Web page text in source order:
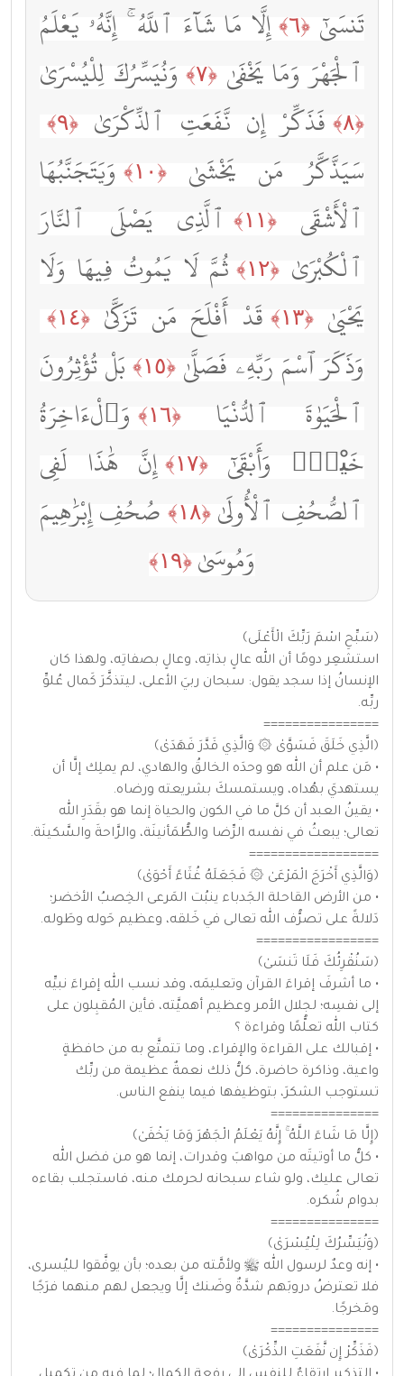
تَنسَىٰٓ ﴿٦﴾
إِلَّا مَا شَآءَ ٱللَّهُ ۚ إِنَّهُۥ يَعْلَمُ
ٱلْجَهْرَ وَمَا يَخْفَىٰ﴿٧﴾ وَنُيَسِّرُكَ لِلْيُسْرَىٰ
﴿٨﴾ فَذَكِّرْ إِن نَّفَعَتِ ٱلذِّكْرَىٰ ﴿٩﴾
سَيَذَّكَّرُ مَن يَخْشَىٰ ﴿١٠﴾
وَيَتَجَنَّبُهَا
ٱلْأَشْقَى﴿١١﴾
ٱلَّذِى يَصْلَى ٱلنَّارَ
ٱلْكُبْرَىٰ ﴿١٢﴾
ثُمَّ لَا يَمُوتُ فِيهَا وَلَا
يَحْيَىٰ﴿١٣﴾ قَدْ أَفْلَحَ مَن تَزَكَّىٰ ﴿١٤﴾
وَذَكَرَ ٱسْمَ رَبِّهِۦ فَصَلَّىٰ ﴿١٥﴾
بَلْ تُؤْثِرُونَ
ٱلْحَيَوٰةَ ٱلدُّنْيَا
﴿١٦﴾
وَٱلْءَاخِرَةُ
خَيْرٌۭ وَأَبْقَىٰٓ﴿١٧﴾
إِنَّ هَٰذَا لَفِى
ٱلصُّحُفِ ٱلْأُولَىٰ ﴿١٨﴾
صُحُفِ إِبْرَٰهِيمَ
وَمُوسَىٰ ﴿١٩﴾
﴿سَبِّحِ اسْمَ رَبِّكَ الْأَعْلَى﴾
استشعِر دومًا أن الله عالٍ بذاتِه، وعالٍ بصفاتِه، ولهذا كان
الإنسانُ إذا سجد يقول: سبحان ربيَ الأعلى، ليتذكَّرَ كَمال عُلوِّ
ربِّه.
================
﴿الَّذِي خَلَقَ فَسَوَّىٰ ۞ وَالَّذِي قَدَّرَ فَهَدَىٰ﴾
• مَن علم أن الله هو وحدَه الخالقُ والهادي، لم يملِك إلَّا أن
يستهديَ بهُداه، ويستمسكَ بشريعته ورضاه.
• يقينُ العبد أن كلَّ ما في الكون والحياة إنما هو بقَدَرِ الله
تعالى؛ يبعثُ في نفسه الرِّضا والطُّمَأنينَة، والرَّاحةَ والسَّكينَة.
==================
﴿وَالَّذِي أَخْرَجَ الْمَرْعَىٰ ۞ فَجَعَلَهُ غُثَاءً أَحْوَىٰ﴾
• من الأرض القاحلة الجَدباء ينبُت المَرعى الخِصبُ الأخضر؛
دَلالةً على تصرُّف الله تعالى في خَلقه، وعظيم حَوله وطَوله.
=================
﴿سَنُقْرِئُكَ فَلَا تَنسَىٰ﴾
• ما أشرفَ إقراءَ القرآن وتعليمَه، وقد نسب الله إقراءَ نبيِّه
إلى نفسِه؛ لجلال الأمر وعظيم أهميَّته، فأين المُقبِلون على
كتاب الله تعلُّمًا وقراءة ؟
• إقبالك على القراءة والإقراء، وما تتمتَّع به من حافظةٍ
واعية، وذاكرة حاضرة، كلُّ ذلك نعمةٌ عظيمة من ربِّك
تستوجب الشكرَ، بتوظيفها فيما ينفع الناس.
===============
﴿إِلَّا مَا شَاءَ اللَّهُ ۚ إِنَّهُ يَعْلَمُ الْجَهْرَ وَمَا يَخْفَىٰ﴾
• كلُّ ما أوتيتَه من مواهبَ وقدرات، إنما هو من فضل الله
تعالى عليك، ولو شاء سبحانه لحرمك منه، فاستجلب بقاءه
بدوام شُكره.
===============
﴿وَنُيَسِّرُكَ لِلْيُسْرَىٰ﴾
• إنه وعدٌ لرسول الله ﷺ ولأمَّته من بعده؛ بأن يوفَّقوا لليُسرى،
فلا تعترضُ دروبَهم شدَّةٌ وضَنك إلَّا ويجعل لهم منهما فرَجًا
ومَخرجًا.
===============
﴿فَذَكِّرْ إِن نَّفَعَتِ الذِّكْرَىٰ﴾